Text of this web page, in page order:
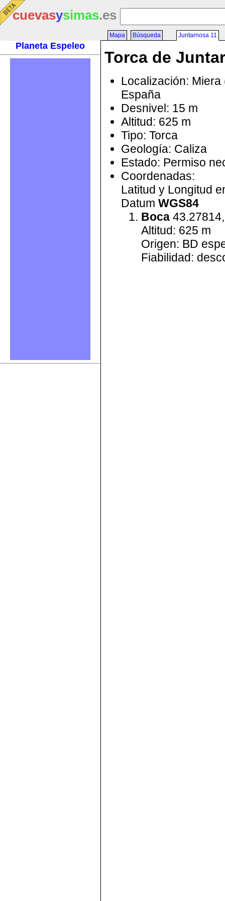
cuevasysimas.es
Planeta Espeleo
Mapa Búsqueda Juntarnosa 11
Torca de
Localización: Miera
España
Desnivel: 15 m
Altitud: 625 m
Tipo: Torca
Geología: Caliza
Estado: Permiso
Coordenadas:
Latitud y Longitud
Datum WGS84
Boca
Altitud: 625 m
Origen: BD
Fiabilidad: